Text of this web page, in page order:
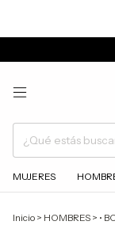
MUJERES
Inicio > HOMBRES > •